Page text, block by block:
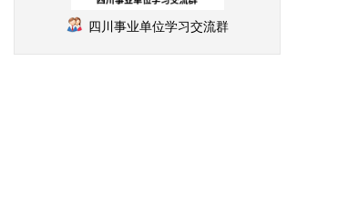
四川事业单位学习交流群